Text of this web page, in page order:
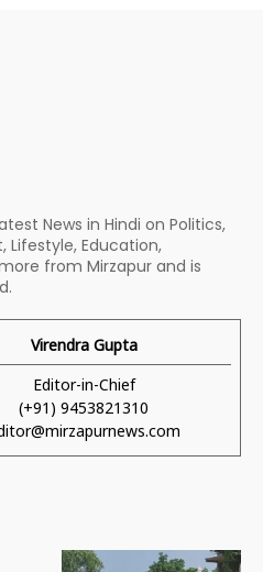
News in Hindi on Politics,
Lifestyle, Education,
from Mirzapur and is
Virendra Gupta
Editor-in-Chief
(+91) 9453821310